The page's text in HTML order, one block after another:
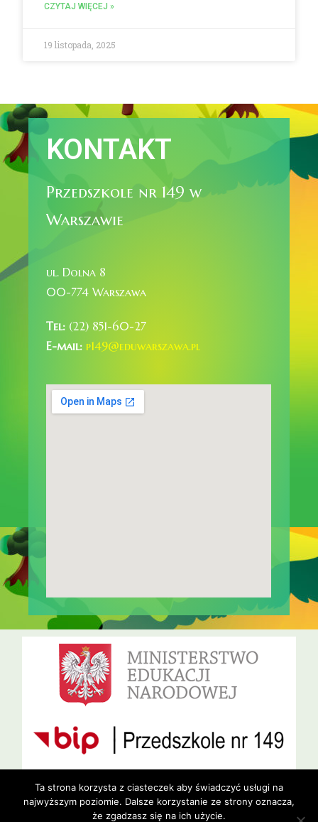
CZYTAJ WIĘCEJ »
19 listopada, 2025
KONTAKT
Przedszkole nr 149 w
Warszawie
ul. Dolna 8
00-774 Warszawa
Tel: (22) 851-60-27
E-mail: p149@eduwarszawa.pl
Ta strona korzysta z ciasteczek aby świadczyć usługi na
najwyższym poziomie. Dalsze korzystanie ze strony oznacza,
że zgadzasz się na ich użycie.